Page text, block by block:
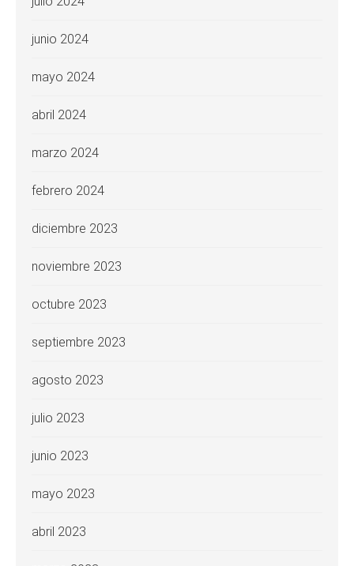
junio 2024
mayo 2024
abril 2024
marzo 2024
febrero 2024
diciembre 2023
noviembre 2023
octubre 2023
septiembre 2023
agosto 2023
julio 2023
junio 2023
mayo 2023
abril 2023